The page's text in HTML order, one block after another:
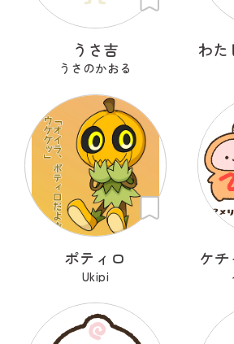
うさ吉
うさのかおる
ポティロ
Ukipi
ケ